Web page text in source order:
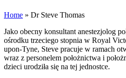
Home » Dr Steve Thomas
Jako obecny konsultant anestezjolog
ośrodku trzeciego stopnia w Royal
upon-Tyne, Steve pracuje w ramach
wraz z personelem położnictwa i
dzieci urodziła się na tej jednostce.